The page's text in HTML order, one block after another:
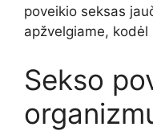
poveikio seksas
apžvelgiame,
Sekso